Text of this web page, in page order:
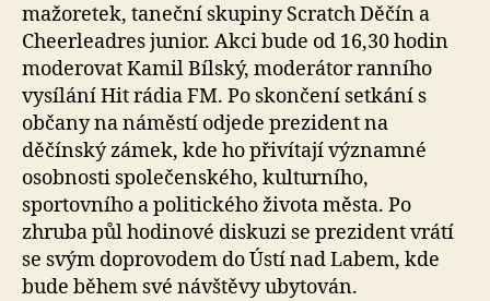
mažoretek, taneční skupiny Scratch Děčín a
Cheerleadres junior. Akci bude od 16,30 hodin
moderovat Kamil Bílský, moderátor ranního
vysílání Hit rádia FM. Po skončení setkání s
občany na náměstí odjede prezident na
děčínský zámek, kde ho přivítají významné
osobnosti společenského, kulturního,
sportovního a politického života města. Po
zhruba půl hodinové diskuzi se prezident vrátí
se svým doprovodem do Ústí nad Labem, kde
bude během své návštěvy ubytován.